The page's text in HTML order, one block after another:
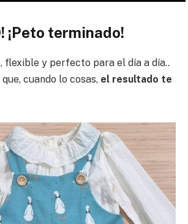
¡Peto terminado!
flexible y perfecto para el día a día..
cuando lo cosas, el resultado te